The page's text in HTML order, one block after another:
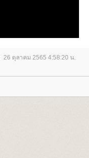
26 ตุลาคม 2565 4:58:20 น.